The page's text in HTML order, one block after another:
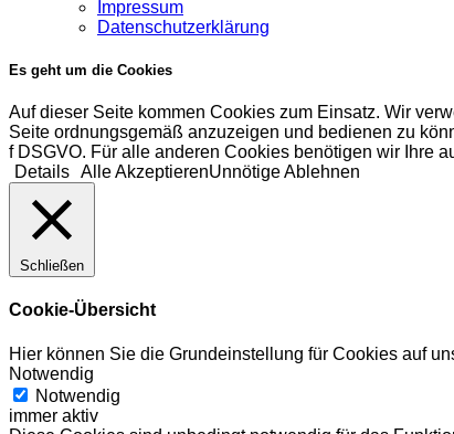
Impressum
Datenschutzerklärung
Es geht um die Cookies
Auf dieser Seite kommen Cookies zum Einsatz. Wir
Seite ordnungsgemäß anzuzeigen und bedienen zu
f DSGVO. Für alle anderen Cookies benötigen wir Ihre
Details Alle AkzeptierenUnnötige Ablehnen
Schließen
Cookie-Übersicht
Hier können Sie die Grundeinstellung für Cookies auf
Notwendig
Notwendig
immer aktiv